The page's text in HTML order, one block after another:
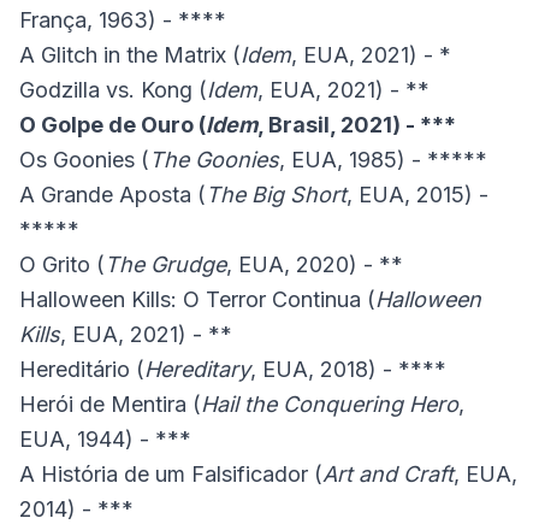
França, 1963) - ****
A Glitch in the Matrix (Idem, EUA, 2021) - *
Godzilla vs. Kong (Idem, EUA, 2021) - **
O Golpe de Ouro (Idem, Brasil, 2021) - ***
Os Goonies ( The Goonies, EUA, 1985) - *****
A Grande Aposta ( The Big Short, EUA, 2015) -
*****
O Grito ( The Grudge, EUA, 2020) - **
Halloween Kills: O Terror Continua (Halloween
Kills, EUA, 2021) - **
Hereditário (Hereditary, EUA, 2018) - ****
Herói de Mentira (Hail the Conquering Hero,
EUA, 1944) - ***
A História de um Falsificador (Art and Craft, EUA,
2014) - ***